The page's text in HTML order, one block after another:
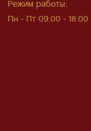
Режим работы:
Пн - Пт 09:00 - 18:00